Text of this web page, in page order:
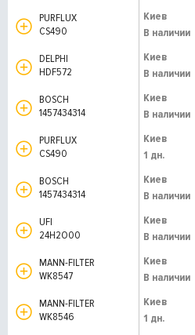
PURFLUX
CS490
Киев
В наличии
DELPHI
HDF572
Киев
В наличии
BOSCH
1457434314
Киев
В наличии
PURFLUX
CS490
Киев
1 дн.
BOSCH
1457434314
Киев
В наличии
UFI
24H2O00
Киев
В наличии
MANN-FILTER
WK8547
Киев
В наличии
MANN-FILTER
WK8546
Киев
1 дн.